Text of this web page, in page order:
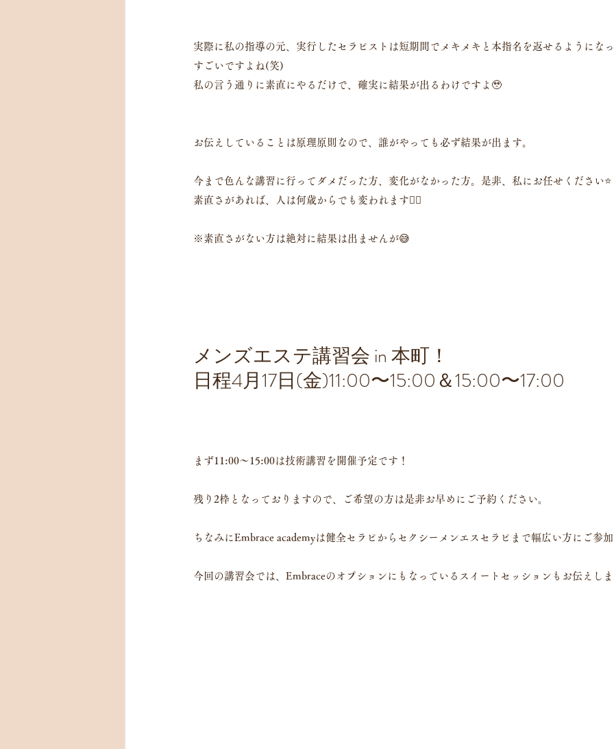
実際に私の指導の元、実行したセラピストは短期間でメキメキと本指名を返せるようになっ
すごいですよね(笑)
私の言う通りに素直にやるだけで、確実に結果が出るわけですよ🥹
お伝えしていることは原理原則なので、誰がやっても必ず結果が出ます。
今まで色んな講習に行ってダメだった方、変化がなかった方。是非、私にお任せください⭐️
素直さがあれば、人は何歳からでも変われます🙂‍↕️
※素直さがない方は絶対に結果は出ませんが😅
メンズエステ講習会 in 本町！
日程4月17日(金)11:00〜15:00＆15:00〜17:00
まず11:00〜15:00は技術講習を開催予定です！
残り2枠となっておりますので、ご希望の方は是非お早めにご予約ください。
ちなみにEmbrace academyは健全セラピからセクシーメンエスセラピまで幅広い方にご参加
今回の講習会では、Embraceのオプションにもなっているスイートセッションもお伝えしま